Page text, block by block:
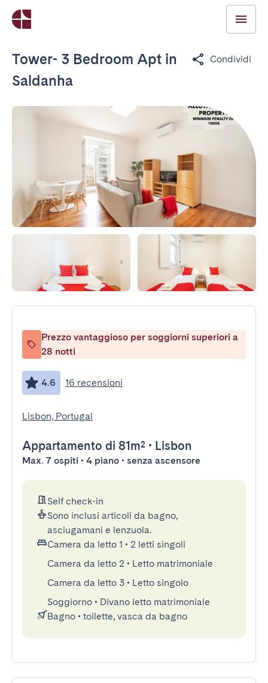
Tower- 3 Bedroom Apt in
Saldanha
Condividi
Prezzo vantaggioso per soggiorni superiori a
28 notti
4.6 16 recensioni
Lisbon, Portugal
Appartamento di 81m² • Lisbon
Max. 7 ospiti • 4 piano • senza ascensore
Self check-in
Sono inclusi articoli da bagno,
asciugamani e lenzuola.
Camera da letto 1 • 2 letti singoli
Camera da letto 2 • Letto matrimoniale
Camera da letto 3 • Letto singolo
Soggiorno • Divano letto matrimoniale
Bagno • toilette, vasca da bagno